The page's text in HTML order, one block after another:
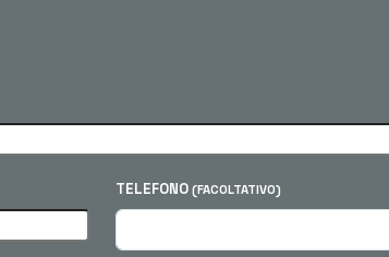
TELEFONO (FACOLTATIVO)